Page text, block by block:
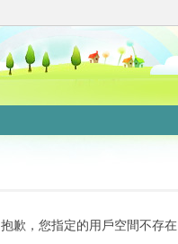
抱歉，您指定的用戶空間不存在